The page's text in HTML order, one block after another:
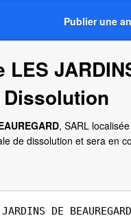
Publier une
Dissolution
, SARL
de dissolution et sera en
DE BEAUREGARD